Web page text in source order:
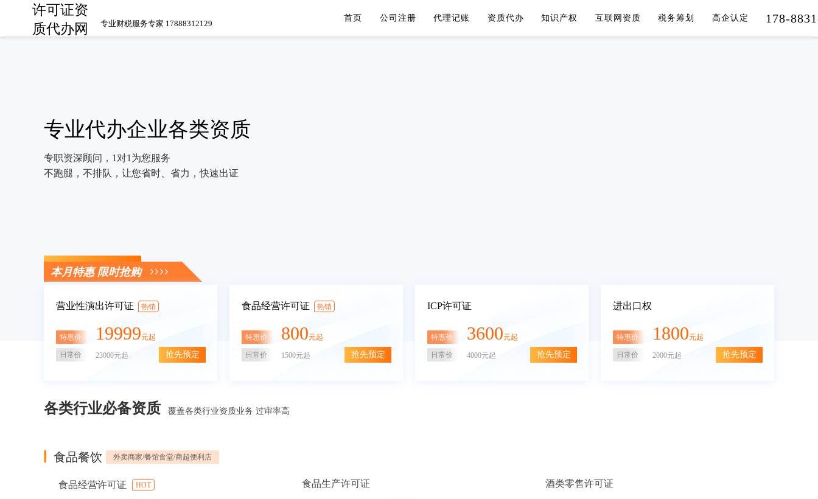
许可证资
质代办网
专业财税服务专家 17888312129
首页 公司注册 代理记账 资质代办 知识产权 互联网资质 税务筹划 高企认定 178-
专业代办企业各类资质
专职资深顾问，1对1为您服务
不跑腿，不排队，让您省时、省力，快速出证
立即咨询
本月特惠 限时抢购
营业性演出许可证 热销
特惠价 19999元起
日常价 23000元起 抢先预定
食品经营许可证 热销
特惠价 800元起
日常价 1500元起 抢先预定
ICP许可证
特惠价 3600元起
日常价 4000元起 抢先预定
进出口权
特惠价 1800元起
日常价 2000元起 抢先预定
各类行业必备资质 覆盖各类行业资质业务 过审率高
食品餐饮 外卖商家/餐馆食堂/商超便利店
食品经营许可证 HOT 食品生产许可证 酒类零售许可证